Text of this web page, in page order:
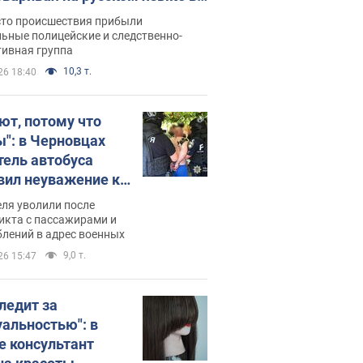
полиция составила
протокол.
происшествия прибыли
полицейские и следственно-
группа
18:40 10,3 т.
потому что
в Черновцах
автобуса
неуважение к
военным и
за это.
уволили после
с пассажирами и
в адрес военных
15:47 9,0 т.
за
в
консультант